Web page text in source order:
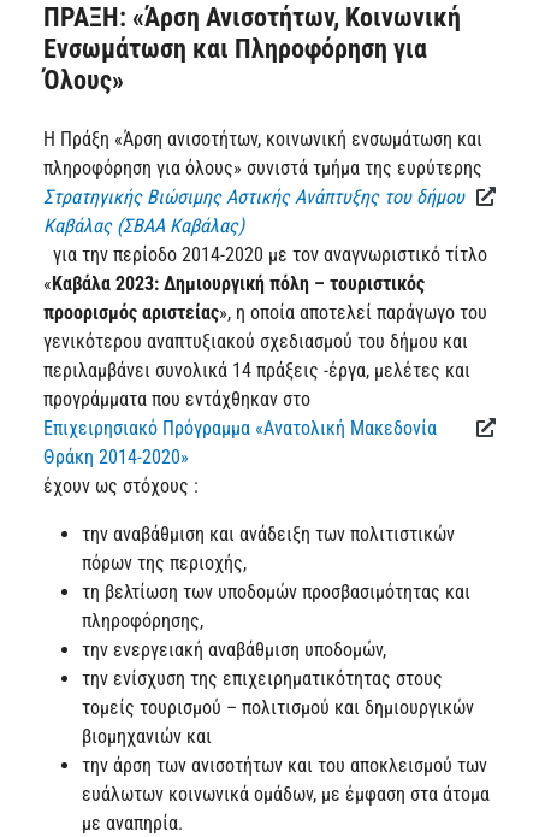
ΠΡΑΞΗ: «Άρση Ανισοτήτων, Κοινωνική
Ενσωμάτωση και Πληροφόρηση για
Όλους»
Η Πράξη «Άρση ανισοτήτων, κοινωνική ενσωμάτωση και
πληροφόρηση για όλους» συνιστά τμήμα της ευρύτερης
Στρατηγικής Βιώσιμης Αστικής Ανάπτυξης του δήμου
Καβάλας (ΣΒΑΑ Καβάλας)
για την περίοδο 2014-2020 με τον αναγνωριστικό τίτλο
«Καβάλα 2023: Δημιουργική πόλη – τουριστικός
προορισμός αριστείας», η οποία αποτελεί παράγωγο του
γενικότερου αναπτυξιακού σχεδιασμού του δήμου και
περιλαμβάνει συνολικά 14 πράξεις -έργα, μελέτες και
προγράμματα που εντάχθηκαν στο
Επιχειρησιακό Πρόγραμμα «Ανατολική Μακεδονία
Θράκη 2014-2020»
έχουν ως στόχους :
την αναβάθμιση και ανάδειξη των πολιτιστικών
πόρων της περιοχής,
τη βελτίωση των υποδομών προσβασιμότητας και
πληροφόρησης,
την ενεργειακή αναβάθμιση υποδομών,
την ενίσχυση της επιχειρηματικότητας στους
τομείς τουρισμού – πολιτισμού και δημιουργικών
βιομηχανιών και
την άρση των ανισοτήτων και του αποκλεισμού των
ευάλωτων κοινωνικά ομάδων, με έμφαση στα άτομα
με αναπηρία.